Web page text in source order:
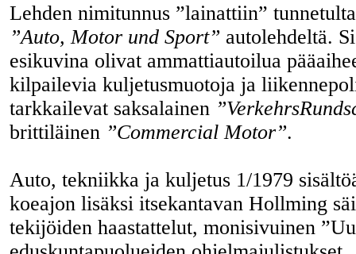
Lehden nimitunnus ”lainattiin”
”Auto, Motor und Sport” autolehdeltä.
esikuvina olivat ammattiautoilua
kilpailevia kuljetusmuotoja ja
tarkkailevat saksalainen
brittiläinen ”Commercial Motor”.
Auto, tekniikka ja kuljetus 1/1979
koeajon lisäksi itsekantavan Hollming
tekijöiden haastattelut, monisivuinen